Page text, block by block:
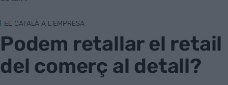
EL CATALÀ A L'EMPRESA
Podem retallar el retail
del comerç al detall?